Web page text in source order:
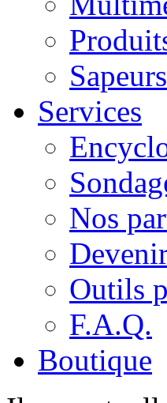
Services
Nos
Outils
F.A.Q.
Boutique